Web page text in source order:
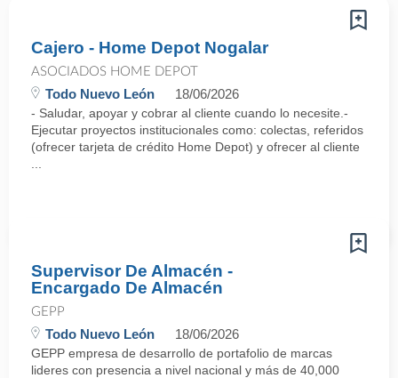
Cajero - Home Depot Nogalar
ASOCIADOS HOME DEPOT
Todo Nuevo León 18/06/2026
- Saludar, apoyar y cobrar al cliente cuando lo necesite.-
Ejecutar proyectos institucionales como: colectas, referidos
(ofrecer tarjeta de crédito Home Depot) y ofrecer al cliente
Supervisor De Almacén -
Encargado De Almacén
GEPP
Todo Nuevo León 18/06/2026
GEPP empresa de desarrollo de portafolio de marcas
lideres con presencia a nivel nacional y más de 40,000